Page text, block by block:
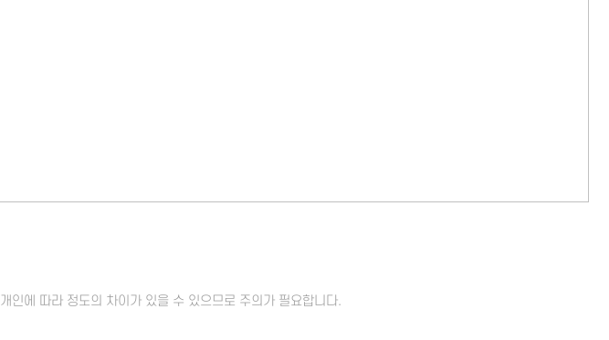
개인에 따라 정도의 차이가 있을 수 있으므로 주의가 필요합니다.